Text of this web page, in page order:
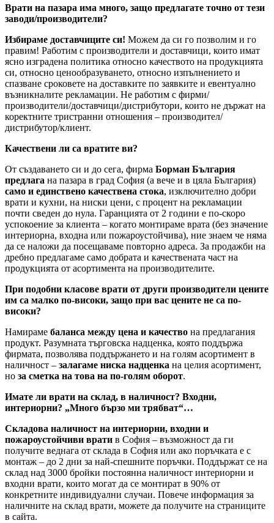
Врати на пазара има много, защо предлагате точно от тези
заводи/производители?
Избираме доставчиците си! Можем да си го позволим и го
правим! Работим с производители и доставчици, които имат
ясно изградена политика относно качеството на продукцията
си, относно ценообразуването, относно изпълнението и
спазване сроковете на доставките по заявките и евентуално
възникналите рекламации. Не работим с фирми/
производители/доставчици/дистрибутори, които не държат на
коректните тристранни отношения – производител/
дистрибутор/клиент.
Качествени ли са вратите ви?
От създаването си и до сега, фирма Борман България
предлага на пазара в град София (а вече и в цяла България)
само и единствено качествена стока, изключително добри
врати и кухни, на ниски цени, с процент на рекламации
почти сведен до нула. Гаранцията от 2 години е по-скоро
успокоение за клиента – когато монтираме врата (без значение
интериорна, входна или пожароустойчива), ние знаем че няма
да се наложи да посещаваме повторно адреса. За продажби на
дребно предлагаме само добрата и качествената част на
продукцията от асортимента на производителите.
При подобни класове врати от други производители цените
им са малко по-високи, защо при вас цените не са по-
високи?
Намираме баланса между цена и качество на предлагания
продукт. Разумната търговска надценка, която поддържа
фирмата, позволява поддържането и на голям асортимент в
наличност – залагаме ниска надценка на целия асортимент,
но за сметка на това на по-голям оборот.
Имате ли врати на склад, в наличност? Входни,
интериорни? „Много бързо ми трябват“…
Складова наличност на интериорни, входни и
пожароустойчиви врати в София – възможност да ги
получите веднага от склада в София или ако поръчката е с
монтаж – до 2 дни за най-спешните поръчки. Поддържат се на
склад над 3000 бройки постоянна наличност интериорни и
входни врати, които могат да се монтират в 90% от
конкретните индивидуални случаи. Повече информация за
наличните на склад врати, можете да получите на страниците
в сайта.